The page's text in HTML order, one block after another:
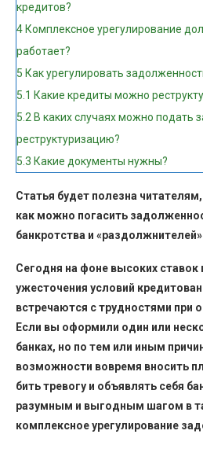
кредитов?
4 Комплексное урегулирование
работает?
5 Как урегулировать
5.1 Какие кредиты можно
5.2 В каких случаях можно подать
реструктуризацию?
5.3 Какие документы нужны?
Статья будет полезна
как можно погасить
банкротства и
Сегодня на фоне высоких ставок
ужесточения условий
встречаются с трудностями при
Если вы оформили один или
банках, но по тем или иным
возможности вовремя вносить
бить тревогу и объявлять себя
разумным и выгодным шагом в
комплексное урегулирование